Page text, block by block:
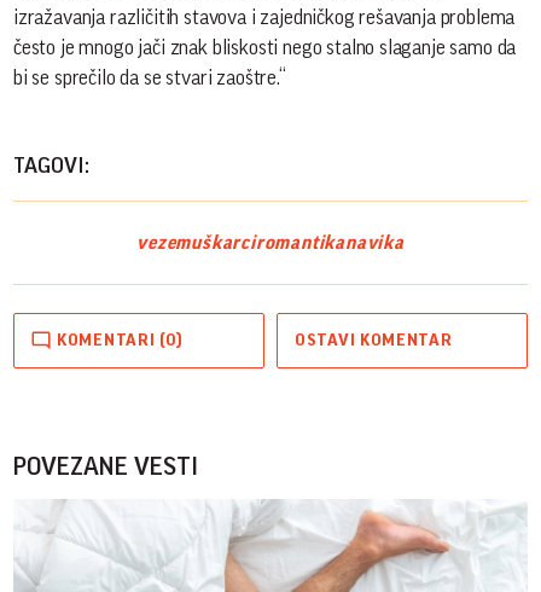
izražavanja različitih stavova i zajedničkog rešavanja problema
često je mnogo jači znak bliskosti nego stalno slaganje samo da
bi se sprečilo da se stvari zaoštre.“
TAGOVI:
vezemuškarciromantikanavika
KOMENTARI (0) OSTAVI KOMENTAR
POVEZANE VESTI